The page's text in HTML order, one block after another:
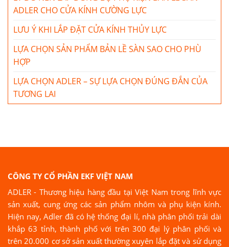
ADLER CHO CỬA KÍNH CƯỜNG LỰC
LƯU Ý KHI LẮP ĐẶT CỬA KÍNH THỦY LỰC
LỰA CHỌN SẢN PHẨM BẢN LỀ SÀN SAO CHO PHÙ
HỢP
LỰA CHỌN ADLER – SỰ LỰA CHỌN ĐÚNG ĐẮN CỦA
TƯƠNG LAI
CÔNG TY CỔ PHẦN EKF VIỆT NAM
ADLER - Thương hiệu hàng đầu tại Việt Nam trong lĩnh vực
sản xuất, cung ứng các sản phẩm nhôm và phụ kiện kính.
Hiện nay, Adler đã có hệ thống đại lí, nhà phân phối trải dài
khắp 63 tỉnh, thành phố với trên 300 đại lý phân phối và
trên 20.000 cơ sở sản xuất thường xuyên lắp đặt và sử dụng